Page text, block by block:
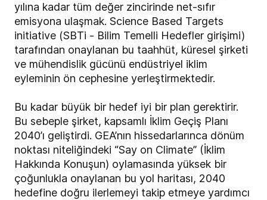
yılına kadar tüm değer zincirinde net-sıfır
emisyona ulaşmak. Science Based Targets
initiative (SBTi - Bilim Temelli Hedefler girişimi)
tarafından onaylanan bu taahhüt, küresel şirketi
ve mühendislik gücünü endüstriyel iklim
eyleminin ön cephesine yerleştirmektedir.
Bu kadar büyük bir hedef iyi bir plan gerektirir.
Bu sebeple şirket, kapsamlı İklim Geçiş Planı
2040’ı geliştirdi. GEA’nın hissedarlarınca dönüm
noktası niteliğindeki “Say on Climate” (İklim
Hakkında Konuşun) oylamasında yüksek bir
çoğunlukla onaylanan bu yol haritası, 2040
hedefine doğru ilerlemeyi takip etmeye yardımcı